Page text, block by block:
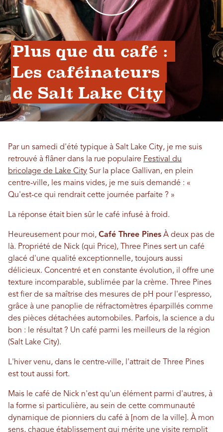
Plus que du café :
Les caféinateurs
de Salt Lake City
Par un samedi d'été typique à Salt Lake City, je me suis
retrouvé à flâner dans la rue populaire Festival du
bricolage de Lake City Sur la place Gallivan, en plein
centre-ville, les mains vides, je me suis demandé : «
Qu'est-ce qui rendrait cette journée parfaite ? »
La réponse était bien sûr le café infusé à froid.
Heureusement pour moi, Café Three Pines À deux pas de
là. Propriété de Nick (qui Price), Three Pines sert un café
glacé d'une qualité exceptionnelle, toujours aussi
délicieux. Concentré et en constante évolution, il offre une
texture incomparable, sublimée par la crème. Three Pines
est fier de sa maîtrise des mesures de pH pour l'espresso,
grâce à une panoplie de réfractomètres éparpillés comme
des pièces détachées automobiles. Parfois, la science a du
bon : le résultat ? Un café parmi les meilleurs de la région
(Salt Lake City).
L'hiver venu, dans le centre-ville, l'attrait de Three Pines
est tout aussi fort.
Mais le café de Nick n'est qu'un élément parmi d'autres, à
la forme si particulière, au sein de cette communauté
dynamique de pionniers du café à [nom de la ville]. À mon
sens, chaque établissement qui mérite une visite remplit